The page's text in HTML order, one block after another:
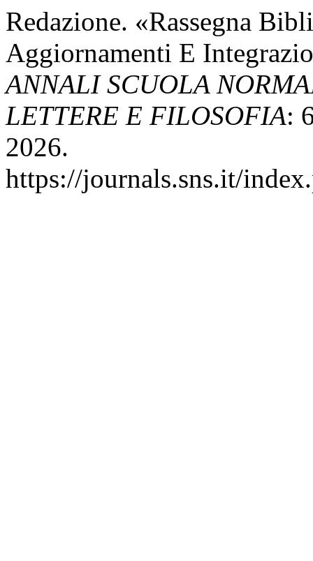
Redazione. «Rassegna
Aggiornamenti E
ANNALI SCUOLA
LETTERE E FILOSOFIA:
2026.
https://journals.sns.it/